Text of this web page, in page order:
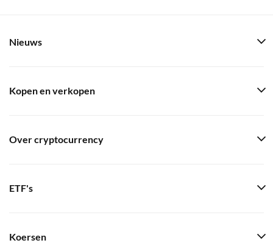
Nieuws
Kopen en verkopen
Over cryptocurrency
ETF's
Koersen